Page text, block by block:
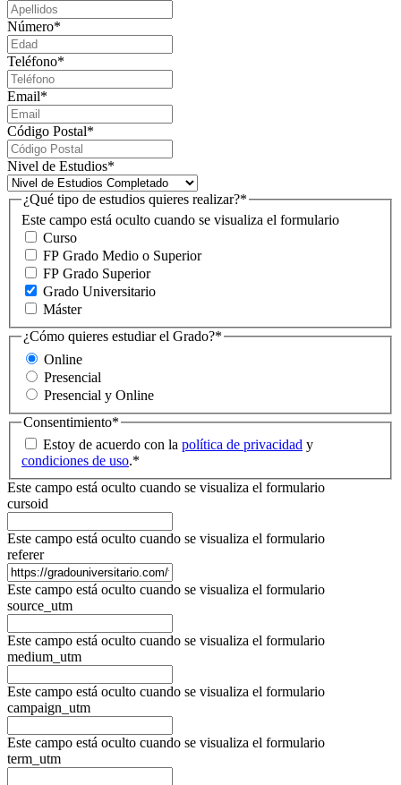
Número*
Teléfono*
Email*
Código Postal*
Nivel de Estudios*
Este campo está oculto cuando se visualiza el formulario
¿Qué tipo de estudios quieres realizar?*
Curso
FP Grado Medio o Superior
FP Grado Superior
Grado Universitario
Máster
¿Cómo quieres estudiar el Grado?*
Online
Presencial
Presencial y Online
Consentimiento*
Estoy de acuerdo con la política de privacidad y
condiciones de uso.*
Este campo está oculto cuando se visualiza el formulario
cursoid
Este campo está oculto cuando se visualiza el formulario
referer
Este campo está oculto cuando se visualiza el formulario
source_utm
Este campo está oculto cuando se visualiza el formulario
medium_utm
Este campo está oculto cuando se visualiza el formulario
campaign_utm
Este campo está oculto cuando se visualiza el formulario
term_utm